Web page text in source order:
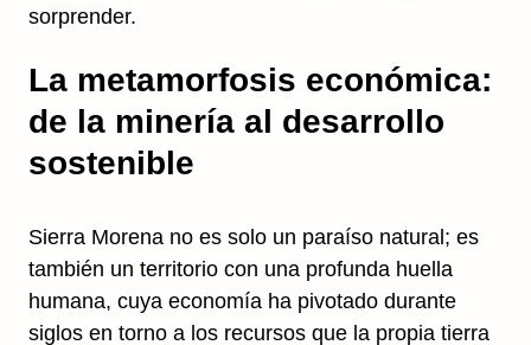
sorprender.
La metamorfosis económica:
de la minería al desarrollo
sostenible
Sierra Morena no es solo un paraíso natural; es
también un territorio con una profunda huella
humana, cuya economía ha pivotado durante
siglos en torno a los recursos que la propia tierra